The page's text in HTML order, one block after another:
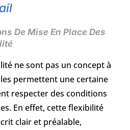
De Mise En Place Des
ne sont pas un concept à
permettent une certaine
respecter des conditions
En effet, cette flexibilité
clair et préalable,